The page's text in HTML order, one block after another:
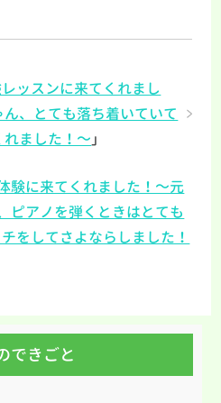
ッスンに来てくれまし
、とても落ち着いていて
ました！～ 」
験に来てくれました！～元
ピアノを弾くときはとても
をしてさよならしました！
できごと